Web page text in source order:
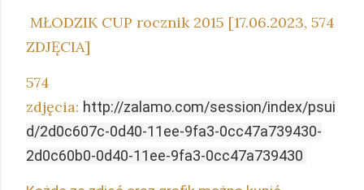
MŁODZIK CUP rocznik 2015 [17.06.2023, 574
ZDJĘCIA]
574
zdjęcia: http://zalamo.com/session/index/psui
d/2d0c607c-0d40-11ee-9fa3-0cc47a739430-
2d0c60b0-0d40-11ee-9fa3-0cc47a739430